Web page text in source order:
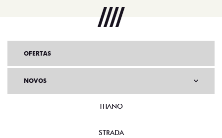
OFERTAS
NOVOS
TITANO
STRADA